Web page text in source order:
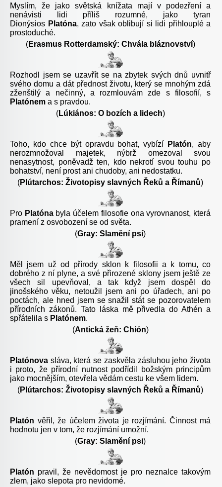
Myslím, že jako světská knížata mají v podezření a
nenávisti lidi příliš rozumné, jako tyran
Dionýsios Platóna, zato však oblibují si lidi přihlouplé a
prostoduché.
(Erasmus Rotterdamský: Chvála bláznovství)
Rozhodl jsem se uzavřít se na zbytek svých dnů uvnitř
svého domu a dát přednost životu, který se mnohým zdá
zženštilý a nečinný, a rozmlouvám zde s filosofií, s
Platónem a s pravdou.
(Lúkiános: O bozích a lidech)
Toho, kdo chce být opravdu bohat, vybízí Platón, aby
nerozmnožoval majetek, nýbrž omezoval svou
nenasytnost, poněvadž ten, kdo nekrotí svou touhu po
bohatství, není prost ani chudoby, ani nedostatku.
(Plútarchos: Životopisy slavných Řeků a Římanů)
Pro Platónabyla účelem filosofie ona vyrovnanost, která
pramení z osvobození se od světa.
(Gray: Slamění psi)
Měl jsem už od přírody sklon k filosofii a k tomu, co
dobrého z ní plyne, a své přirozené sklony jsem ještě ze
všech sil upevňoval, a tak když jsem dospěl do
jinošského věku, netoužil jsem ani po úřadech, ani po
poctách, ale hned jsem se snažil stát se pozorovatelem
přírodních zákonů. Tato láska mě přivedla do Athén a
spřátelila s Platónem.
(Antická žeň: Chión)
Platónova sláva, která se zaskvěla zásluhou jeho života
i proto, že přírodní nutnost podřídil božským principům
jako mocnějším, otevřela vědám cestu ke všem lidem.
(Plútarchos: Životopisy slavných Řeků a Římanů)
Platón věřil, že účelem života je rozjímání. Činnost má
hodnotu jen v tom, že rozjímání umožní.
(Gray: Slamění psi)
Platón pravil, že nevědomost je pro neznalce takovým
zlem, jako slepota pro nevidomé.